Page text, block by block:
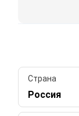
Страна
Россия